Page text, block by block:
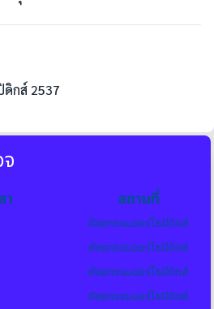
ดิกส์ 2537
า
สถานที่
ศัลยกรรมออร์โธปิดิกส์
ศัลยกรรมออร์โธปิดิกส์
ศัลยกรรมออร์โธปิดิกส์
ศัลยกรรมออร์โธปิดิกส์